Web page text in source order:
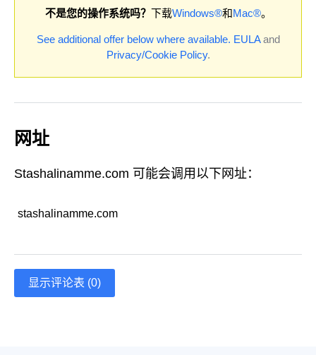
不是您的操作系统吗？ 下载Windows®和Mac®。
See additional offer below where available. EULAand
Privacy/Cookie Policy.
网址
Stashalinamme.com 可能会调用以下网址：
stashalinamme.com
显示评论表 (0)